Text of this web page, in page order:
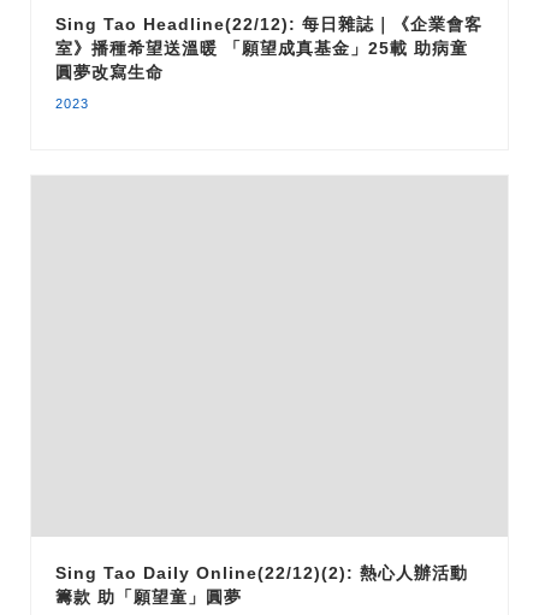
Sing Tao Headline(22/12): 每日雜誌｜《企業會客
室》播種希望送溫暖 「願望成真基金」25載 助病童
圓夢改寫生命
2023
Sing Tao Daily Online(22/12)(2): 熱心人辦活動
籌款 助「願望童」圓夢